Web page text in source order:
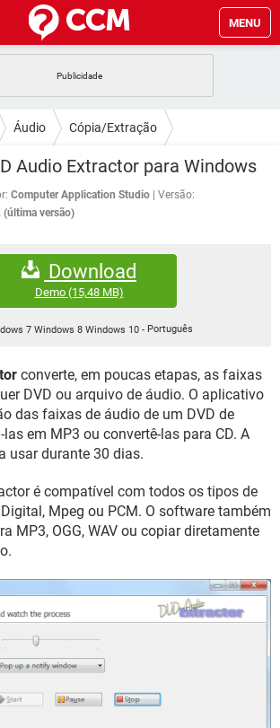
MENU
FACEBOOK
EXCEL
GMAIL
FACEBOOK
WHATSAPP
EXCEL
GMAIL
FACEBOOK
EXCEL
GMAIL
WHATSAPP
GMAIL
Áudio Cópia/Extração
Audio Extractor para Windows
Computer Application Studio
Versão:
(última versão)
Download
Demo(15,48 MB)
7 Windows 8 Windows 10- Português
converte, em poucas etapas, as faixas
DVD ou arquivo de áudio. O aplicativo
das faixas de áudio de um DVD de
em MP3 ou convertê-las para CD. A
usar durante 30 dias.
é compatível com todos os tipos de
Mpeg ou PCM. O software também
MP3, OGG, WAV ou copiar diretamente